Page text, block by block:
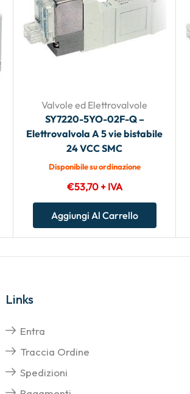
Valvole ed Elettrovalvole
SY7220-5YO-02F-Q –
Elettrovalvola A 5 vie bistabile
24 VCC SMC
Disponibile su ordinazione
€53,70 + IVA
Aggiungi Al Carrello
Links
Entra
Traccia Ordine
Spedizioni